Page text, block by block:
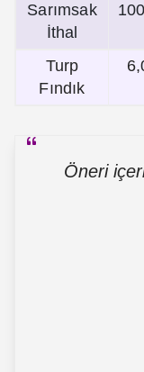
Sarımsak
İthal
Turp
Fındık
Öneri